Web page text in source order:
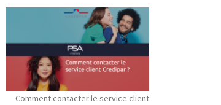
Comment contacter le service client